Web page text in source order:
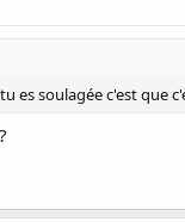
es soulagée c'est que